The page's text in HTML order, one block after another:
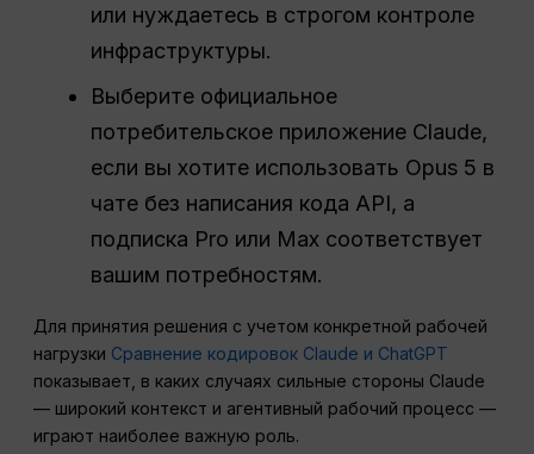
или нуждаетесь в строгом контроле
инфраструктуры.
Выберите официальное
потребительское приложение Claude,
если вы хотите использовать Opus 5 в
чате без написания кода API, а
подписка Pro или Max соответствует
вашим потребностям.
Для принятия решения с учетом конкретной рабочей
нагрузки Сравнение кодировок Claude и ChatGPT
показывает, в каких случаях сильные стороны Claude
— широкий контекст и агентивный рабочий процесс —
играют наиболее важную роль.